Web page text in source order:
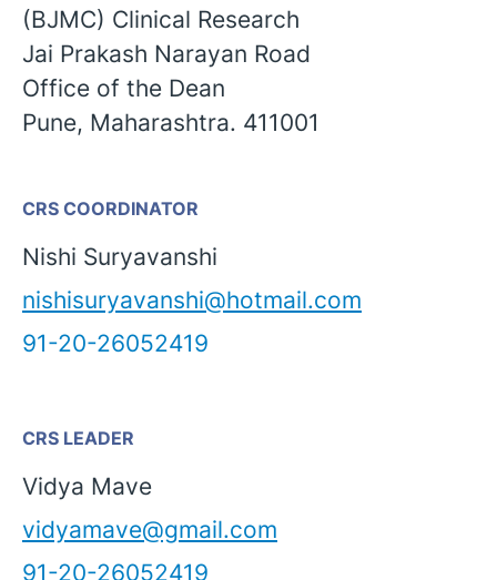
(BJMC) Clinical Research
Jai Prakash Narayan Road
Office of the Dean
Pune, Maharashtra. 411001
CRS COORDINATOR
Nishi Suryavanshi
nishisuryavanshi@hotmail.com
91-20-26052419
CRS LEADER
Vidya Mave
vidyamave@gmail.com
91-20-26052419